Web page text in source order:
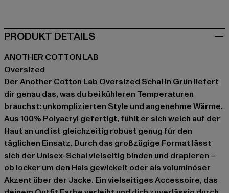
PRODUKT DETAILS
ANOTHER COTTON LAB
Oversized
Der Another Cotton Lab Oversized Schal in Grün liefert
dir genau das, was du bei kühleren Temperaturen
brauchst: unkomplizierten Style und angenehme Wärme.
Aus 100% Polyacryl gefertigt, fühlt er sich weich auf der
Haut an und ist gleichzeitig robust genug für den
täglichen Einsatz. Durch das großzügige Format lässt
sich der Unisex-Schal vielseitig binden und drapieren –
ob locker um den Hals gewickelt oder als voluminöser
Akzent über der Jacke. Ein vielseitiges Accessoire, das